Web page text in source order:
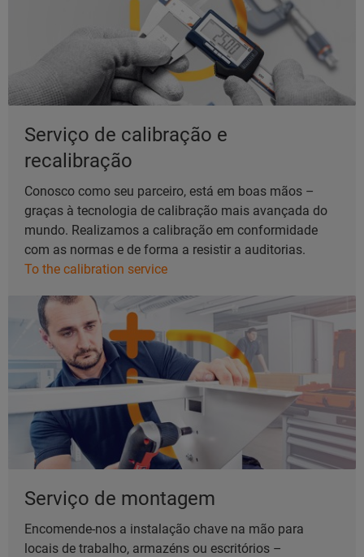
Serviço de calibração e
recalibração
Conosco como seu parceiro, está em boas mãos –
graças à tecnologia de calibração mais avançada do
mundo. Realizamos a calibração em conformidade
com as normas e de forma a resistir a auditorias.
To the calibration service
Serviço de montagem
Encomende-nos a instalação chave na mão para
locais de trabalho, armazéns ou escritórios –